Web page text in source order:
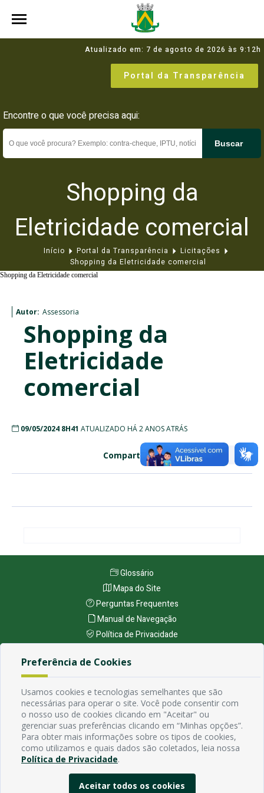
Atualizado em: 7 de agosto de 2026 às 9:12h
Portal da Transparência
Encontre o que você precisa aqui:
Buscar
Shopping da
Eletricidade comercial
Início Portal da Transparência
Licitações
Shopping da Eletricidade comercial
Shopping da Eletricidade comercial
Autor: Assessoria
Shopping da
Eletricidade
comercial
09/05/2024 8H41 ATUALIZADO HÁ 2 ANOS ATRÁS
Compartilhe:
Endereço
Avenida Rio Branco, 484 - Prata, Campina Grande - PB
Contato
Email:
Horário de funcionamento
Segunda à Sexta de 7h ás 13h, exceto em feriados Nacionais,
estaduais e municipais.
Glossário
Mapa do Site
Perguntas Frequentes
Manual de Navegação
Política de Privacidade
Preferência de Cookies
Usamos cookies e tecnologias semelhantes que são
necessárias para operar o site. Você pode consentir com
o nosso uso de cookies clicando em "Aceitar" ou
gerenciar suas preferências clicando em “Minhas opções”.
Para obter mais informações sobre os tipos de cookies,
como utilizamos e quais dados são coletados, leia nossa
Política de Privacidade.
Aceitar todos os cookies